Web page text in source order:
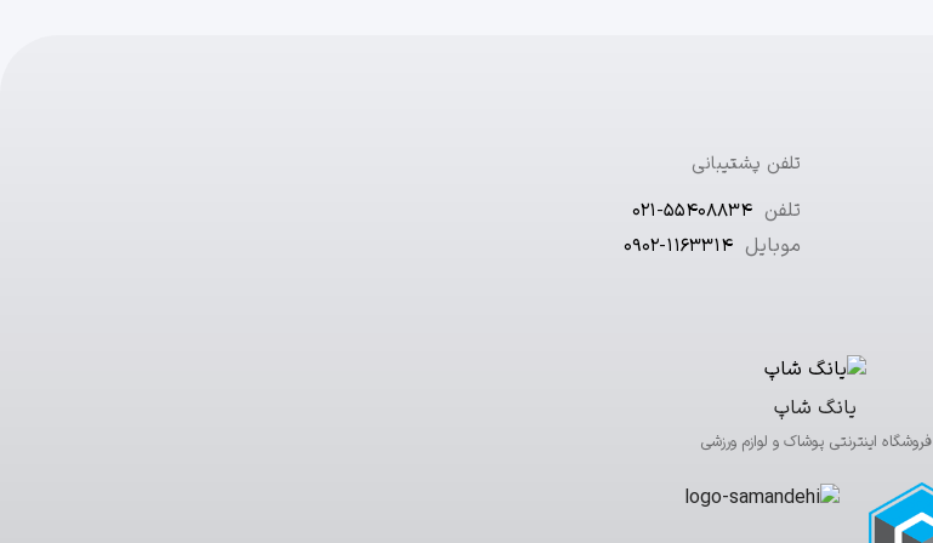
تلفن پشتیبانی
تلفن 021-55408834
موبایل 0902-1163314
یانگ شاپ
فروشگاه اینترنتی پوشاک و لوازم ورزشی